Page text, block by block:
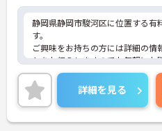
静岡県静岡市駿河区に位置する有
す。
ご興味をお持ちの方には詳細の情
トをお伝えしますのでお気軽にお
いませ。
詳細を見る